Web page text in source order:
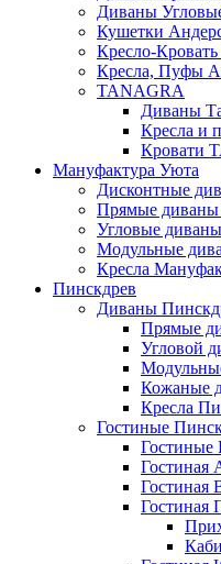
Диваны
Кушетки
Кресло-
Кресла, Пуфы
TANAGRA
Диваны
Кресла и
Кровати
Мануфактура Уюта
Дисконтные
Прямые
Угловые
Модульные
Кресла
Пинскдрев
Диваны
Прямые
Угловой
Кожаные
Кресла
Гостиные
Гостиная
Гостиная
Гостиная